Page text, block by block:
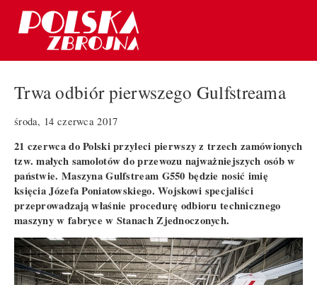
Trwa odbiór pierwszego Gulfstreama
środa, 14 czerwca 2017
21 czerwca do Polski przyleci pierwszy z trzech zamówionych
tzw. małych samolotów do przewozu najważniejszych osób w
państwie. Maszyna Gulfstream G550 będzie nosić imię
księcia Józefa Poniatowskiego. Wojskowi specjaliści
przeprowadzają właśnie procedurę odbioru technicznego
maszyny w fabryce w Stanach Zjednoczonych.